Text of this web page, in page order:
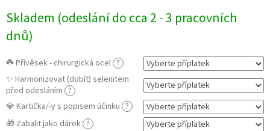
cena:
Skladem (odeslání do cca 2 - 3 pracovních
dnů)
☘️ Přívěsek - chirurgická ocel ?
✨ Harmonizovat (dobít) selenitem
před odesláním ?
💎 Kartička/-y s popisem účinku ?
🎁 Zabalit jako dárek ?